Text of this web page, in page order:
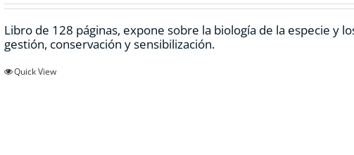
Libro de 128 páginas, expone sobre la biología de la especie y
gestión, conservación y sensibilización.
Quick View